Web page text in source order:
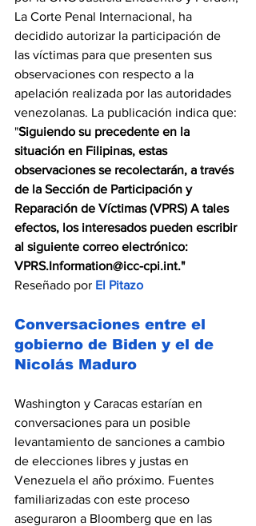
La Corte Penal Internacional, ha
decidido autorizar la participación de
las víctimas para que presenten sus
observaciones con respecto a la
apelación realizada por las autoridades
venezolanas. La publicación indica que:
"Siguiendo su precedente en la
situación en Filipinas, estas
observaciones se recolectarán, a través
de la Sección de Participación y
Reparación de Víctimas (VPRS) A tales
efectos, los interesados pueden escribir
al siguiente correo electrónico:
VPRS.Information@icc-cpi.int."
Reseñado por El Pitazo
Conversaciones entre el
gobierno de Biden y el de
Nicolás Maduro
Washington y Caracas estarían en
conversaciones para un posible
levantamiento de sanciones a cambio
de elecciones libres y justas en
Venezuela el año próximo. Fuentes
familiarizadas con este proceso
aseguraron a Bloomberg que en las